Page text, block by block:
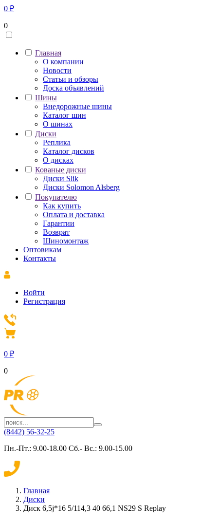
0 ₽
0
Главная
О компании
Новости
Статьи и обзоры
Доска объявлений
Шины
Внедорожные шины
Каталог шин
О шинах
Диски
Реплика
Каталог дисков
О дисках
Кованые диски
Диски Slik
Диски Solomon Alsberg
Покупателю
Как купить
Оплата и доставка
Гарантии
Возврат
Шиномонтаж
Оптовикам
Контакты
Войти
Регистрация
0 ₽
0
(8442) 56-32-25
Пн.-Пт.: 9.00-18.00 Сб.- Вс.: 9.00-15.00
Главная
Диски
Диск 6,5j*16 5/114,3 40 66,1 NS29 S Replay